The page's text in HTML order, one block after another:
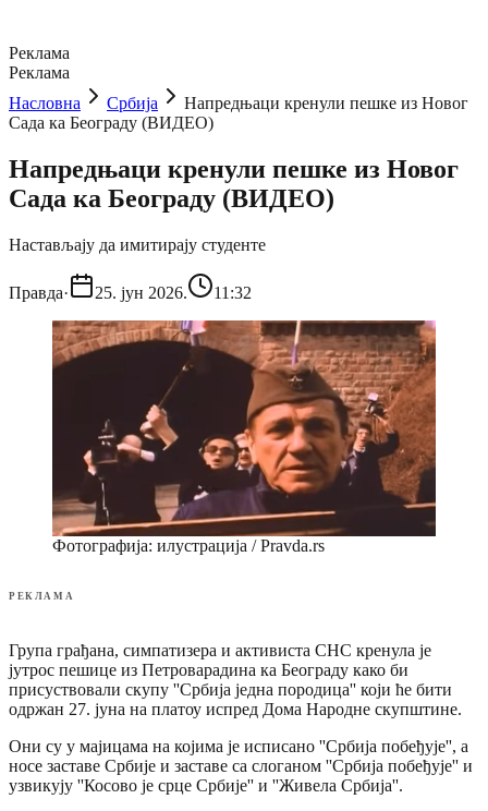
Реклама
Реклама
Насловна
Србија
Напредњаци кренули пешке из Новог
Сада ка Београду (ВИДЕО)
Напредњаци кренули пешке из Новог
Сада ка Београду (ВИДЕО)
Настављају да имитирају студенте
Правда· 25. јун 2026. 11:32
Фотографија: илустрација / Pravda.rs
РЕКЛАМА
Група грађана, симпатизера и активиста СНС кренула је
јутрос пешице из Петроварадина ка Београду како би
присуствовали скупу ''Србија једна породица'' који ће бити
одржан 27. јуна на платоу испред Дома Народне скупштине.
Они су у мајицама на којима је исписано ''Србија побеђује'', а
носе заставе Србије и заставе са слоганом ''Србија побеђује'' и
узвикују ''Косово је срце Србије'' и ''Живела Србија''.